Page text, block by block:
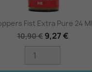
Fist Extra Pure 24 Ml
10,90 € 9,27 €